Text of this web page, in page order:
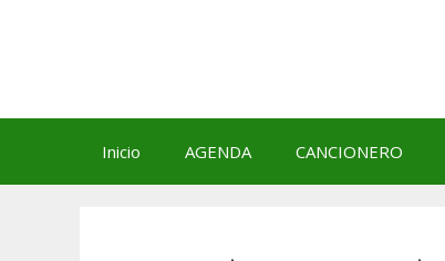
Inicio AGENDA CANCIONERO